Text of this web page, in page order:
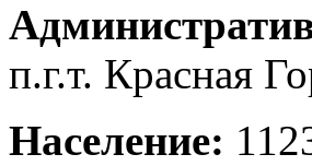
п.г.т. Красная
Население: